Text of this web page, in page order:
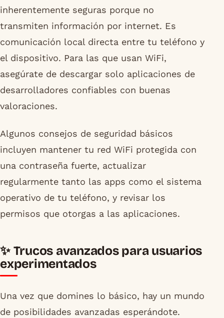
inherentemente seguras porque no
transmiten información por internet. Es
comunicación local directa entre tu teléfono y
el dispositivo. Para las que usan WiFi,
asegúrate de descargar solo aplicaciones de
desarrolladores confiables con buenas
valoraciones.
Algunos consejos de seguridad básicos
incluyen mantener tu red WiFi protegida con
una contraseña fuerte, actualizar
regularmente tanto las apps como el sistema
operativo de tu teléfono, y revisar los
permisos que otorgas a las aplicaciones.
✨ Trucos avanzados para usuarios
experimentados
Una vez que domines lo básico, hay un mundo
de posibilidades avanzadas esperándote.